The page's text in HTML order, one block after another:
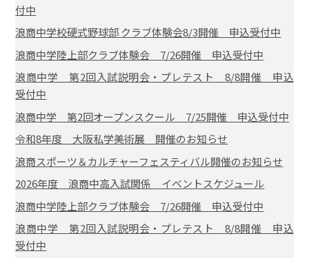
付中
浪商中学校硬式野球部 クラブ体験会8/3開催 申込受付中
浪商中学陸上部クラブ体験会 7/26開催 申込受付中
浪商中学 第2回入試説明会・プレテスト 8/8開催 申込
受付中
浪商中学 第2回オープンスクール 7/25開催 申込受付中
令和8年度 大阪私学美術展 開催のお知らせ
浪商スポーツ＆カルチャーフェスティバル開催のお知らせ
2026年度 浪商中高入試関係 イベントスケジュール
浪商中学陸上部クラブ体験会 7/26開催 申込受付中
浪商中学 第2回入試説明会・プレテスト 8/8開催 申込
受付中